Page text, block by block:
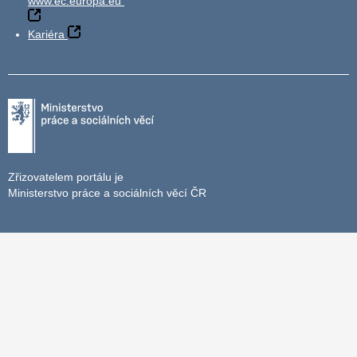
Kariéra
Zřizovatelem portálu je
Ministerstvo práce a sociálních věcí ČR